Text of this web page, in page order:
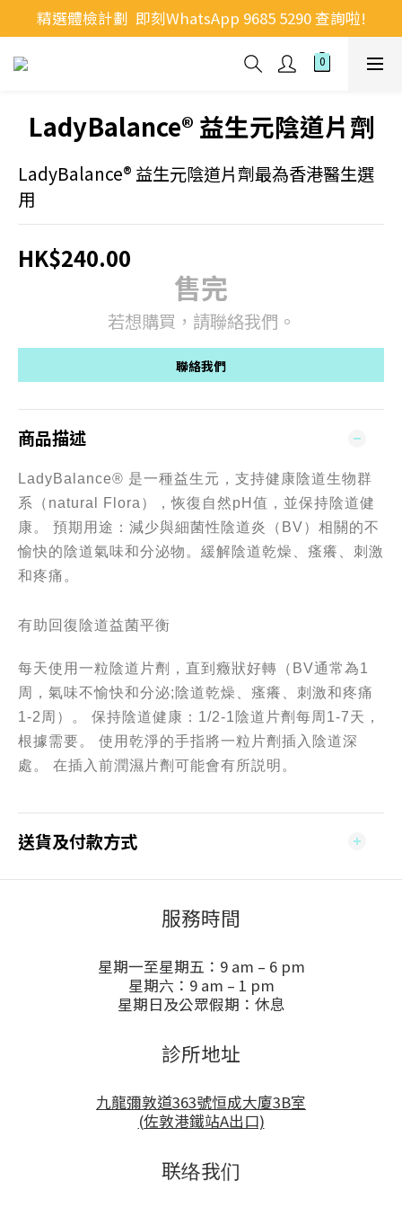
精選體檢計劃  即刻WhatsApp 9685 5290 查詢啦!
LadyBalance® 益生元陰道片劑
LadyBalance® 益生元陰道片劑最為香港醫生選
用
HK$240.00
售完
若想購買，請聯絡我們。
聯絡我們
商品描述
LadyBalance® 是一種益生元，支持健康陰道生物群
系（natural Flora），恢復自然pH值，並保持陰道健
康。 預期用途：減少與細菌性陰道炎（BV）相關的不
愉快的陰道氣味和分泌物。緩解陰道乾燥、瘙癢、刺激
和疼痛。
有助回復陰道益菌平衡
每天使用一粒陰道片劑，直到癥狀好轉（BV通常為1
周，氣味不愉快和分泌;陰道乾燥、瘙癢、刺激和疼痛
1-2周）。 保持陰道健康：1/2-1陰道片劑每周1-7天，
根據需要。 使用乾淨的手指將一粒片劑插入陰道深
處。 在插入前潤濕片劑可能會有所説明。
送貨及付款方式
服務時間
星期一至星期五：9 am – 6 pm
星期六：9 am – 1 pm
星期日及公眾假期：休息
診所地址
九龍彌敦道363號恒成大廈3B室
(佐敦港鐵站A出口)
联络我们